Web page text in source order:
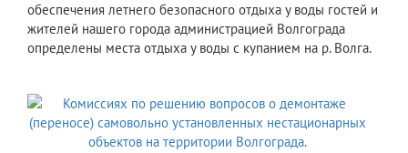
обеспечения летнего безопасного отдыха у воды гостей и
жителей нашего города администрацией Волгограда
определены места отдыха у воды с купанием на р. Волга.